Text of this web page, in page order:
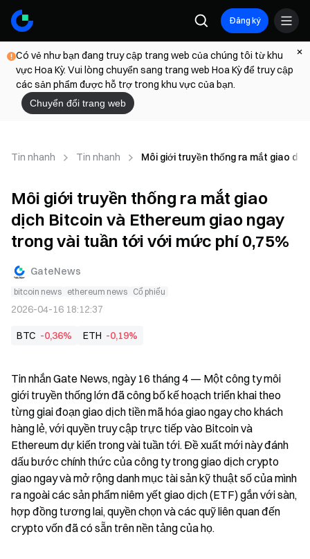
Đăng ký
Có vẻ như bạn đang truy cập trang web của chúng tôi từ khu
vực Hoa Kỳ. Vui lòng chuyển sang trang web Hoa Kỳ để truy cập
các sản phẩm được hỗ trợ trong khu vực của bạn.
Chuyển đổi trang web
Tin nhanh Tin nhanh Môi giới truyền thống ra mắt giao
Môi giới truyền thống ra mắt giao
dịch Bitcoin và Ethereum giao ngay
trong vài tuần tới với mức phí 0,75%
GateNews
bitcoin news ethereum news Cổ phiếu
2026-04-16 18:12:37
BTC -0,36% ETH -0,19%
Tin nhắn Gate News, ngày 16 tháng 4 — Một công ty môi
giới truyền thống lớn đã công bố kế hoạch triển khai theo
từng giai đoạn giao dịch tiền mã hóa giao ngay cho khách
hàng lẻ, với quyền truy cập trực tiếp vào Bitcoin và
Ethereum dự kiến trong vài tuần tới. Đề xuất mới này đánh
dấu bước chính thức của công ty trong giao dịch crypto
giao ngay và mở rộng danh mục tài sản kỹ thuật số của mình
ra ngoài các sản phẩm niêm yết giao dịch (ETF) gắn với sàn,
hợp đồng tương lai, quyền chọn và các quỹ liên quan đến
crypto vốn đã có sẵn trên nền tảng của họ.